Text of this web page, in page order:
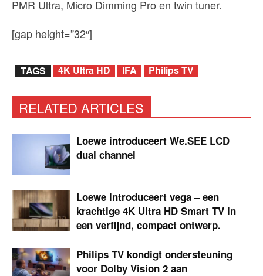
PMR Ultra, Micro Dimming Pro en twin tuner.
[gap height=”32″]
TAGS 4K Ultra HD IFA Philips TV
RELATED ARTICLES
Loewe introduceert We.SEE LCD
dual channel
Loewe introduceert vega – een
krachtige 4K Ultra HD Smart TV in
een verfijnd, compact ontwerp.
Philips TV kondigt ondersteuning
voor Dolby Vision 2 aan